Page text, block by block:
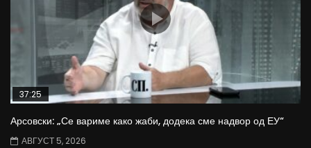
37:25
Арсовски: „Се вариме како жаби, додека сме надвор од ЕУ“
АВГУСТ 5, 2026